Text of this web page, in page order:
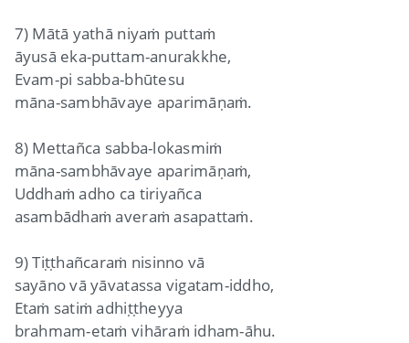
7) Mātā yathā niyaṁ puttaṁ
āyusā eka-puttam-anurakkhe,
Evam-pi sabba-bhūtesu
māna-sambhāvaye aparimāṇaṁ.
8) Mettañca sabba-lokasmiṁ
māna-sambhāvaye aparimāṇaṁ,
Uddhaṁ adho ca tiriyañca
asambādhaṁ averaṁ asapattaṁ.
9) Tiṭṭhañcaraṁ nisinno vā
sayāno vā yāvatassa vigatam-iddho,
Etaṁ satiṁ adhiṭṭheyya
brahmam-etaṁ vihāraṁ idham-āhu.